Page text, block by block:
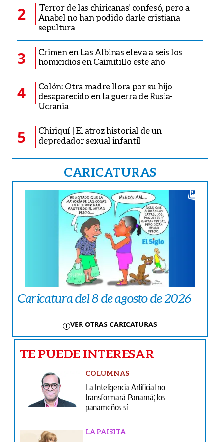
2
‘Terror de las chiricanas’ confesó, pero a
Anabel no han podido darle cristiana
sepultura
3
Crimen en Las Albinas eleva a seis los
homicidios en Caimitillo este año
4
Colón: Otra madre llora por su hijo
desaparecido en la guerra de Rusia-
Ucrania
5
Chiriquí | El atroz historial de un
depredador sexual infantil
CARICATURAS
Caricatura del 8 de agosto de 2026
VER OTRAS CARICATURAS
TE PUEDE INTERESAR
COLUMNAS
La Inteligencia Artificial no
transformará Panamá; los
panameños sí
LA PAISITA